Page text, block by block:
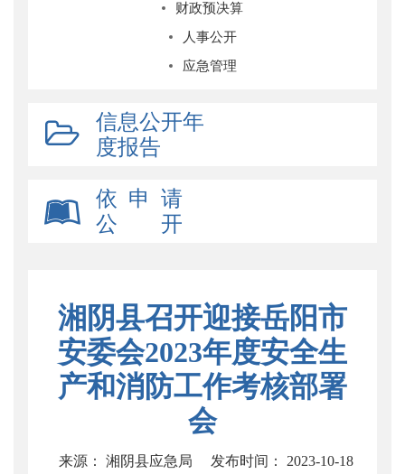
财政预决算
人事公开
应急管理
信息公开年
度报告
依 申 请
公 开
湘阴县召开迎接岳阳市
安委会2023年度安全生
产和消防工作考核部署
会
来源： 湘阴县应急局
发布时间： 2023-10-18